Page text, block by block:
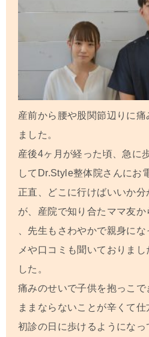
産前から腰や股関節辺りに痛
ました。
産後4ヶ月が経った頃、急に
してDr.Style整体院さんにお
正直、どこに行けばいいか
が、産院で知り合たママ友か
、先生もさわやかで親身に
メや口コミも聞いておりま
した。
痛みのせいで子供を抱っこ
ままならないことが辛くて
初診の日に歩けるようにな